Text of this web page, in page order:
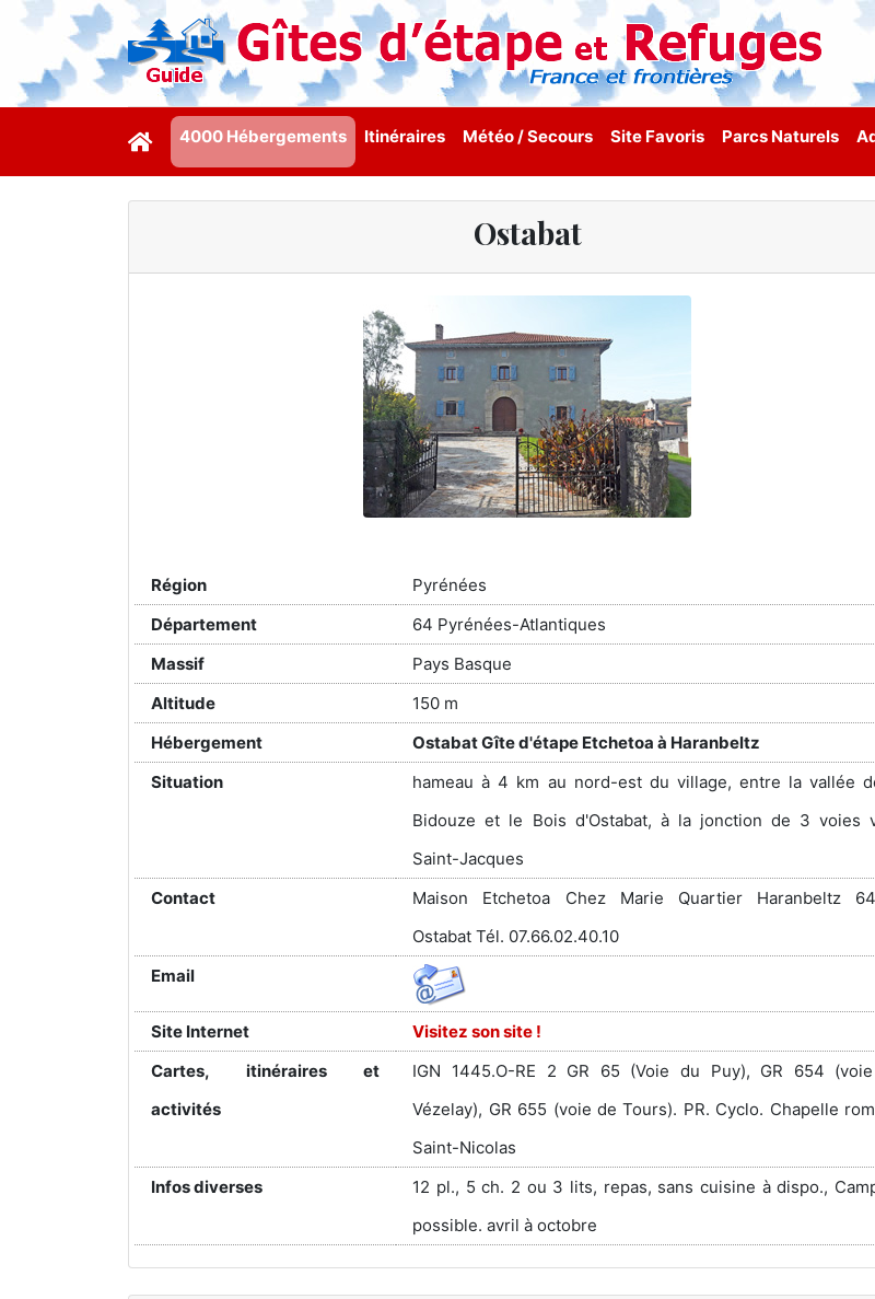
4000 Hébergements Itinéraires Météo / Secours Site Favoris Parcs Naturels
Ostabat
Région
Pyrénées
Département
64 Pyrénées-Atlantiques
Massif
Pays Basque
Altitude
150 m
Hébergement
Ostabat Gîte d'étape Etchetoa à Haranbeltz
Situation
hameau à 4 km au nord-est du village, entre la vallée
Bidouze et le Bois d'Ostabat, à la jonction de 3 voies
Saint-Jacques
Contact
Maison Etchetoa Chez Marie Quartier Haranbeltz
Ostabat Tél. 07.66.02.40.10
Email
Site Internet
Visitez son site !
Cartes, itinéraires et
activités
IGN 1445.O-RE 2 GR 65 (Voie du Puy), GR 654
Vézelay), GR 655 (voie de Tours). PR. Cyclo. Chapelle
Saint-Nicolas
Infos diverses
12 pl., 5 ch. 2 ou 3 lits, repas, sans cuisine à dispo.,
possible. avril à octobre